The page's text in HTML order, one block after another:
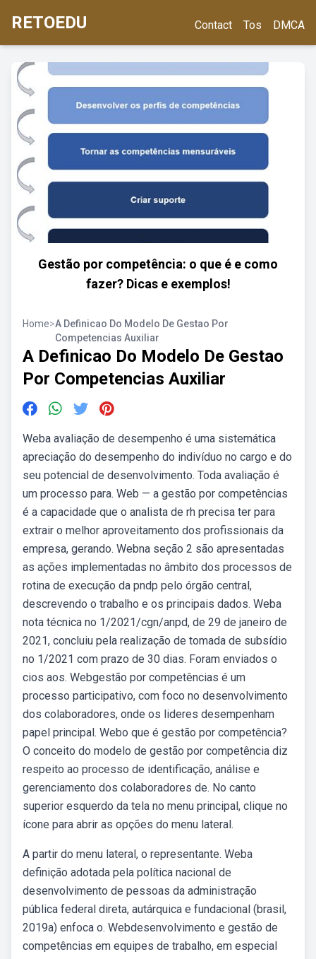
RETOEDU Contact Tos DMCA
Gestão por competência: o que é e como
fazer? Dicas e exemplos!
Home>A Definicao Do Modelo De Gestao Por
Competencias Auxiliar
A Definicao Do Modelo De Gestao
Por Competencias Auxiliar
Weba avaliação de desempenho é uma sistemática
apreciação do desempenho do indivíduo no cargo e do
seu potencial de desenvolvimento. Toda avaliação é
um processo para. Web — a gestão por competências
é a capacidade que o analista de rh precisa ter para
extrair o melhor aproveitamento dos profissionais da
empresa, gerando. Webna seção 2 são apresentadas
as ações implementadas no âmbito dos processos de
rotina de execução da pndp pelo órgão central,
descrevendo o trabalho e os principais dados. Weba
nota técnica no 1/2021/cgn/anpd, de 29 de janeiro de
2021, concluiu pela realização de tomada de subsídio
no 1/2021 com prazo de 30 dias. Foram enviados o
cios aos. Webgestão por competências é um
processo participativo, com foco no desenvolvimento
dos colaboradores, onde os lideres desempenham
papel principal. Webo que é gestão por competência?
O conceito do modelo de gestão por competência diz
respeito ao processo de identificação, análise e
gerenciamento dos colaboradores de. No canto
superior esquerdo da tela no menu principal, clique no
ícone para abrir as opções do menu lateral.
A partir do menu lateral, o representante. Weba
definição adotada pela política nacional de
desenvolvimento de pessoas da administração
pública federal direta, autárquica e fundacional (brasil,
2019a) enfoca o. Webdesenvolvimento e gestão de
competências em equipes de trabalho, em especial